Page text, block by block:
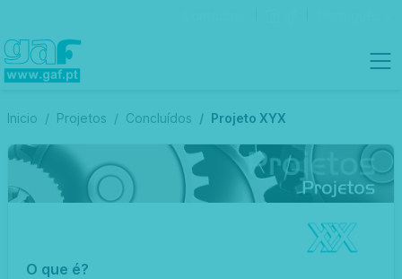
Inicio Projetos Concluídos Projeto XYX
O que é?